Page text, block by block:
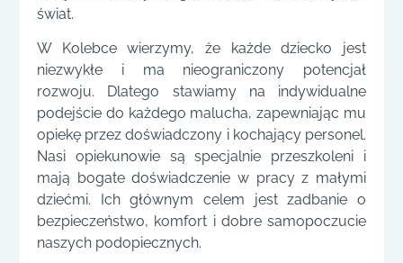
świat.
W Kolebce wierzymy, że każde dziecko jest
niezwykłe i ma nieograniczony potencjał
rozwoju. Dlatego stawiamy na indywidualne
podejście do każdego malucha, zapewniając mu
opiekę przez doświadczony i kochający personel.
Nasi opiekunowie są specjalnie przeszkoleni i
mają bogate doświadczenie w pracy z małymi
dziećmi. Ich głównym celem jest zadbanie o
bezpieczeństwo, komfort i dobre samopoczucie
naszych podopiecznych.